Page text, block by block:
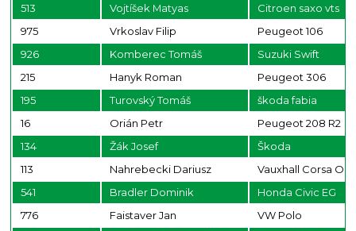
513
Vojtíšek Matyas
Citroen saxo vts
975
Vrkoslav Filip
Peugeot 106
926
Komberec Tomáš
Suzuki Swift
215
Hanyk Roman
Peugeot 306
195
Turovský Tomáš
škoda fabia
16
Orián Petr
Peugeot 208 R2
134
Žák Josef
Škoda
113
Nahrebecki Dariusz
Vauxhall Corsa
541
Bradler Dominik
Honda Civic EG
776
Faistaver Jan
VW Polo